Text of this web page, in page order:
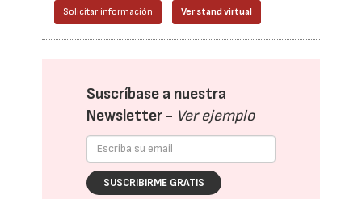
Solicitar información Ver stand virtual
Suscríbase a nuestra
Newsletter - Ver ejemplo
SUSCRIBIRME GRATIS